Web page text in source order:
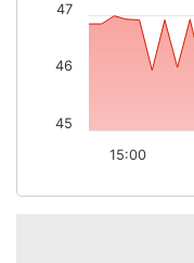
15:00
45
46
47